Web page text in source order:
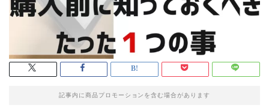
記事内に商品プロモーションを含む場合があります